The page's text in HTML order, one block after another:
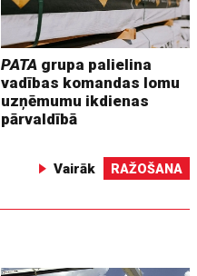
PATA grupa palielina
vadības komandas lomu
uzņēmumu ikdienas
pārvaldībā
Vairāk RAŽOŠANA